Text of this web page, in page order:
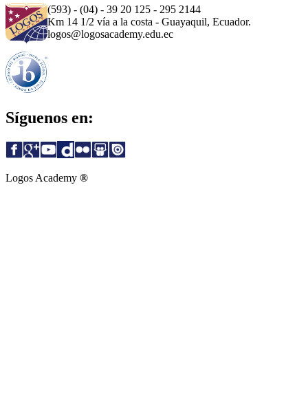
(593) - (04) - 39 20 125 - 295 2144
Km 14 1/2 vía a la costa - Guayaquil, Ecuador.
logos@logosacademy.edu.ec
Síguenos en:
Logos Academy ®